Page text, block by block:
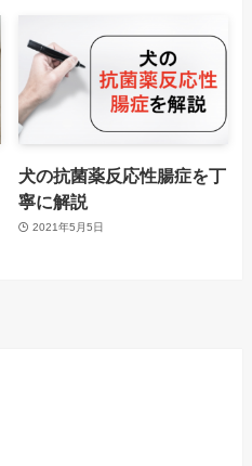
犬の抗菌薬反応性腸症を丁
寧に解説
2021年5月5日